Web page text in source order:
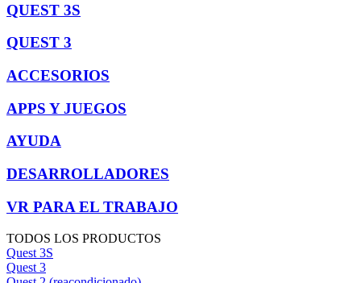
QUEST 3S
QUEST 3
ACCESORIOS
APPS Y JUEGOS
AYUDA
DESARROLLADORES
VR PARA EL TRABAJO
TODOS LOS PRODUCTOS
Quest 3S
Quest 3